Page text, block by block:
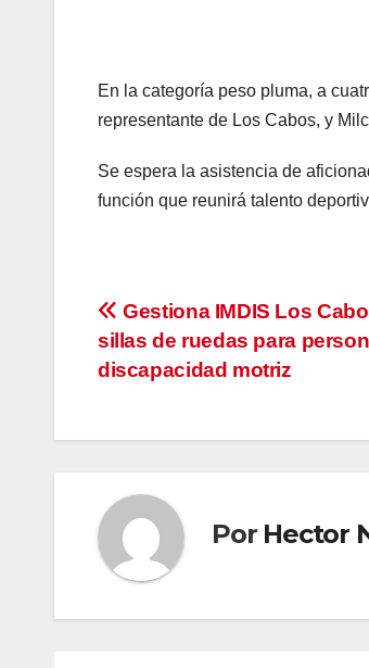
En la categoría peso pluma, a
representante de Los Cabos, y
Se espera la asistencia de
función que reunirá talento
Navegación
de
Gestiona IMDIS Los
sillas de ruedas para
discapacidad motriz
Por Hector